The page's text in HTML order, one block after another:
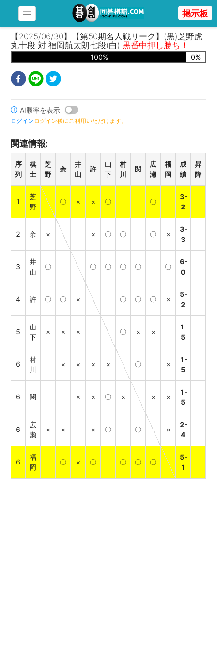
掲示板
【2025/06/30】【第50期名人戦リーグ】(黒)芝野虎
丸十段 対 福岡航太朗七段(白)黒番中押し勝ち！
100% 0%
AI勝率を表示
ログイン ログイン後にご利用いただけます。
関連情報:
序
列
棋
士
芝
野
余
井
山
許
山
下
村
川
関
広
瀬
福
岡
成
績
昇
降
1
芝
野
〇 × × 〇 〇
3-
2
2 余 × × 〇 〇 〇 ×
3-
3
3
井
山
〇 〇 〇 〇 〇 〇
6-
0
4 許 〇 〇 × 〇 〇 〇 ×
5-
2
5
山
下
× × × 〇 × ×
1-
5
6
村
川
× × × × 〇 ×
1-
5
6 関 × × 〇 × × ×
1-
5
6
広
瀬
× × × 〇 〇 ×
2-
4
6
福
岡
〇 × 〇 〇 〇 〇
5-
1